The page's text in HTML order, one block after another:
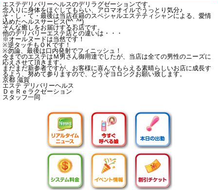
エステデリバリーヘルスのデリラグゼーションです。
念入りに身体をほぐしてもらい、アロマオイルでうっとり気分♪
そ・し・て・最後は当店在籍のスペシャルエステティシャンによる、愛情
込めたヘルスサービス(*^_^*)
そんな癒しをお届けするお店です。
他のデリバリーエステ店との違いは・・・
※オールヌードは当然です！
※逆タッチもＯＫです！
※勿論、最後は口内発射でフィニッシュ！
今までのエステはＭ男さん御用達でしたが、当店は全ての男性のニーズに
応えさせて頂きます。
まだまだ新参者ですが、お客様に喜んでもらえる素晴らしいお店に成長す
るよう、努めて参りますので、どうぞヨロシクお願い致します。
京都 滋賀
エステ デリバリーヘルス
ＤｅＲｅラクゼーション
スタッフ一同